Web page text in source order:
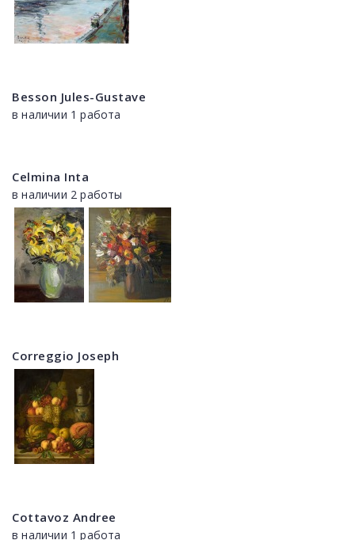
Besson Jules-Gustave
в наличии 1 работа
Celmina Inta
в наличии 2 работы
Correggio Joseph
Cottavoz Andree
в наличии 1 работа